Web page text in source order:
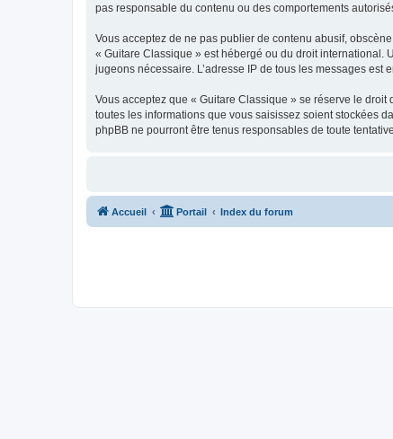
pas responsable du contenu ou des comportements
Vous acceptez de ne pas publier de contenu abusif,
« Guitare Classique » est hébergé ou du droit international.
jugeons nécessaire. L’adresse IP de tous les messages
Vous acceptez que « Guitare Classique » se réserve le
toutes les informations que vous saisissez soient stockées
phpBB ne pourront être tenus responsables de toute
Accueil Portail Index du forum